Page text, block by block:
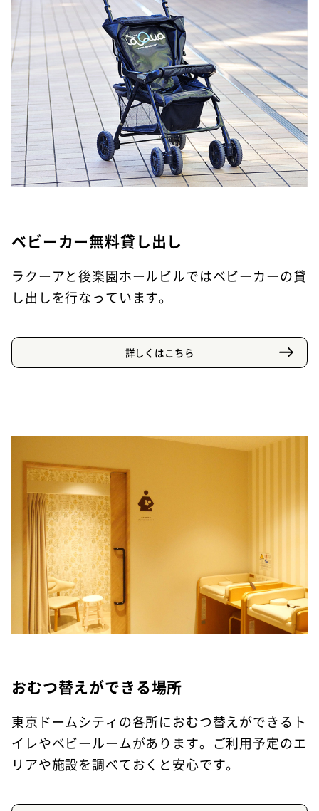
ベビーカー無料貸し出し
ラクーアと後楽園ホールビルではベビーカーの貸
し出しを行なっています。
詳しくはこちら
おむつ替えができる場所
東京ドームシティの各所におむつ替えができるト
イレやベビールームがあります。ご利用予定のエ
リアや施設を調べておくと安心です。